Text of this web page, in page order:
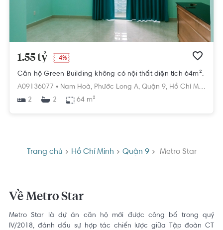
1.55 tỷ -4%
Căn hộ Green Building không có nội thất diện tích 64m².
A09136077 • Nam Hoà, Phước Long A, Quận 9, Hồ Chí Minh
2
2 64 m²
Trang chủ Hồ Chí Minh Quận 9 Metro Star
Về Metro Star
Metro Star là dự án căn hộ mới được công bố trong quý
IV/2018, đánh dấu sự hợp tác chiến lược giữa Tập đoàn CT